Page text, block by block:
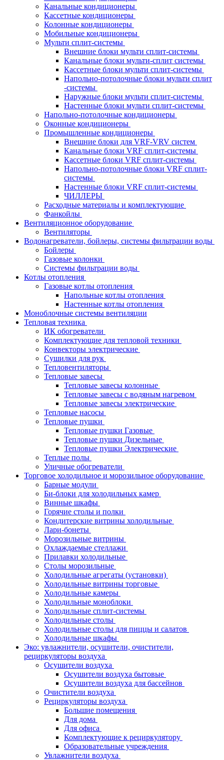
Канальные кондиционеры
Кассетные кондиционеры
Колонные кондиционеры
Мобильные кондиционеры
Мульти сплит-системы
Внешние блоки мульти сплит-системы
Канальные блоки мульти-сплит системы
Кассетные блоки мульти сплит-системы
Напольно-потолочные блоки мульти сплит
-системы
Наружные блоки мульти сплит-системы
Настенные блоки мульти сплит-системы
Напольно-потолочные кондиционеры
Оконные кондиционеры
Промышленные кондиционеры
Внешние блоки для VRF-VRV систем
Канальные блоки VRF сплит-системы
Кассетные блоки VRF сплит-системы
Напольно-потолочные блоки VRF сплит-
системы
Настенные блоки VRF сплит-системы
ЧИЛЛЕРЫ
Расходные материалы и комплектующие
Фанкойлы
Вентиляционное оборудование
Вентиляторы
Водонагреватели, бойлеры, системы фильтрации воды
Бойлеры
Газовые колонки
Системы фильтрации воды
Котлы отопления
Газовые котлы отопления
Напольные котлы отопления
Настенные котлы отопления
Моноблочные системы вентиляции
Тепловая техника
ИК обогреватели
Комплектующие для тепловой техники
Конвекторы электрические
Сушилки для рук
Тепловентиляторы
Тепловые завесы
Тепловые завесы колонные
Тепловые завесы с водяным нагревом
Тепловые завесы электрические
Тепловые насосы
Тепловые пушки
Тепловые пушки Газовые
Тепловые пушки Дизельные
Тепловые пушки Электрические
Теплые полы
Уличные обогреватели
Торговое холодильное и морозильное оборудование
Барные модули
Би-блоки для холодильных камер
Винные шкафы
Горячие столы и полки
Кондитерские витрины холодильные
Лари-бонеты
Морозильные витрины
Охлаждаемые стеллажи
Прилавки холодильные
Столы морозильные
Холодильные агрегаты (установки)
Холодильные витрины торговые
Холодильные камеры
Холодильные моноблоки
Холодильные сплит-системы
Холодильные столы
Холодильные столы для пиццы и салатов
Холодильные шкафы
Эко: увлажнители, осушители, очистители,
рециркуляторы воздуха
Осушители воздуха
Осушители воздуха бытовые
Осушители воздуха для бассейнов
Очистители воздуха
Рециркуляторы воздуха
Большие помещения
Для дома
Для офиса
Комплектующие к рециркулятору
Образовательные учреждения
Увлажнители воздуха